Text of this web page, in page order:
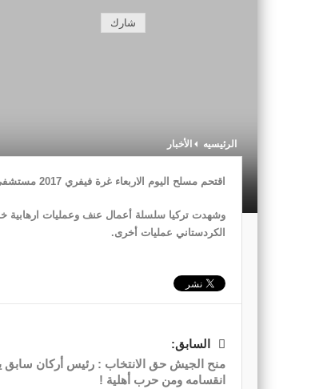
شارك
الرئيسيه الأخبار
اقتحم مسلح اليوم الاربعاء غرة فيفري 2017 مستشفى في إسطنبول و اتخذ أطباء كرهائن.
وشهدت تركيا سلسلة أعمال عنف وعمليات ارهابية
الكردستاني عمليات أخرى.
السابق:
منح الجيش حق الانتخاب : رئيس أركان سابق
انقسامه ومن حرب أهلية !